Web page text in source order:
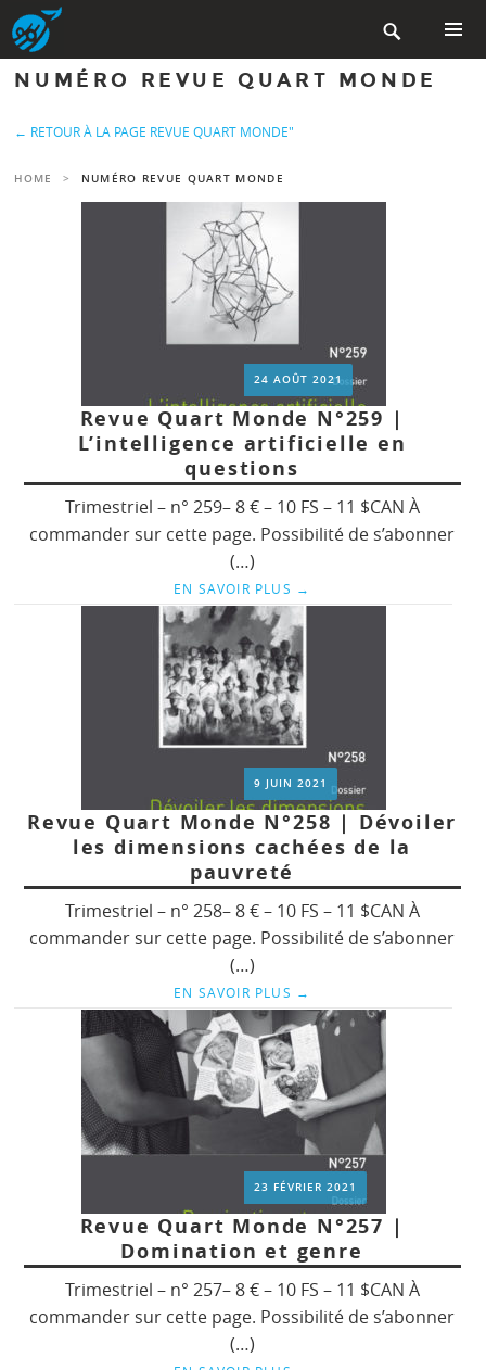
Aller
au
contenu
principal

MENU
NUMÉRO REVUE QUART MONDE
← RETOUR À LA PAGE REVUE QUART MONDE"
HOME > NUMÉRO REVUE QUART MONDE
24 AOÛT 2021
Revue Quart Monde N°259 |
L’intelligence artificielle en
questions
Trimestriel – n° 259– 8 € – 10 FS – 11 $CAN À
commander sur cette page. Possibilité de s’abonner
(…)
EN SAVOIR PLUS →
9 JUIN 2021
Revue Quart Monde N°258 | Dévoiler
les dimensions cachées de la
pauvreté
Trimestriel – n° 258– 8 € – 10 FS – 11 $CAN À
commander sur cette page. Possibilité de s’abonner
(…)
EN SAVOIR PLUS →
23 FÉVRIER 2021
Revue Quart Monde N°257 |
Domination et genre
Trimestriel – n° 257– 8 € – 10 FS – 11 $CAN À
commander sur cette page. Possibilité de s’abonner
(…)